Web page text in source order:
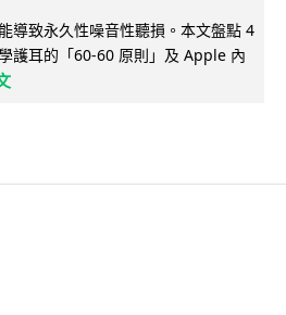
導致永久性噪音性聽損。本文盤點 4
護耳的「60-60 原則」及 Apple 內